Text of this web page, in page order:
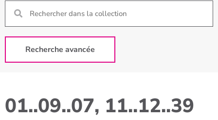
Recherche avancée
01..09..07, 11..12..39